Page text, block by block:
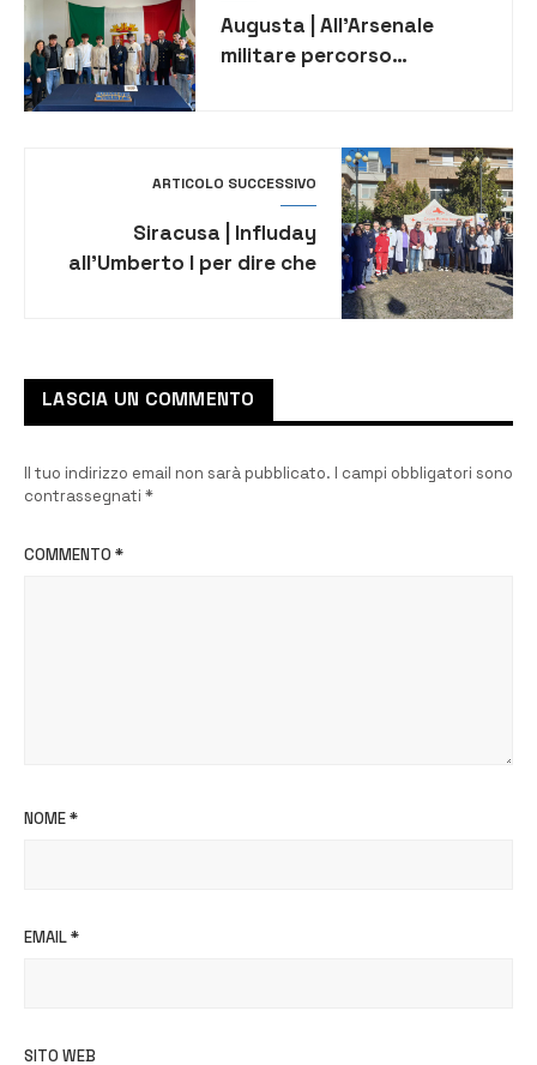
Augusta | All’Arsenale
militare percorso
ARTICOLO SUCCESSIVO
Siracusa | Influday
all’Umberto I per dire che
LASCIA UN COMMENTO
Il tuo indirizzo email non sarà pubblicato. I campi obbligatori sono
contrassegnati *
COMMENTO *
NOME*
EMAIL*
SITO WEB